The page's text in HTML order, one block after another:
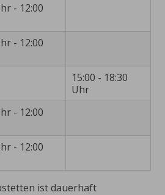
- 12:00
- 12:00
15:00 - 18:30
Uhr
- 12:00
- 12:00
ist dauerhaft